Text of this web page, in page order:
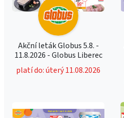
Akční leták Globus 5.8. -
11.8.2026 - Globus Liberec
platí do: úterý 11.08.2026